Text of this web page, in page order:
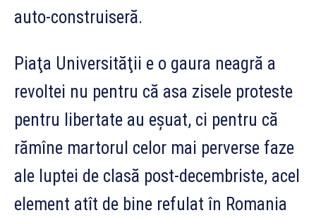
auto-construiseră.
Piaţa Universităţii e o gaura neagră a
revoltei nu pentru că asa zisele proteste
pentru libertate au eşuat, ci pentru că
rămîne martorul celor mai perverse faze
ale luptei de clasă post-decembriste, acel
element atît de bine refulat în Romania